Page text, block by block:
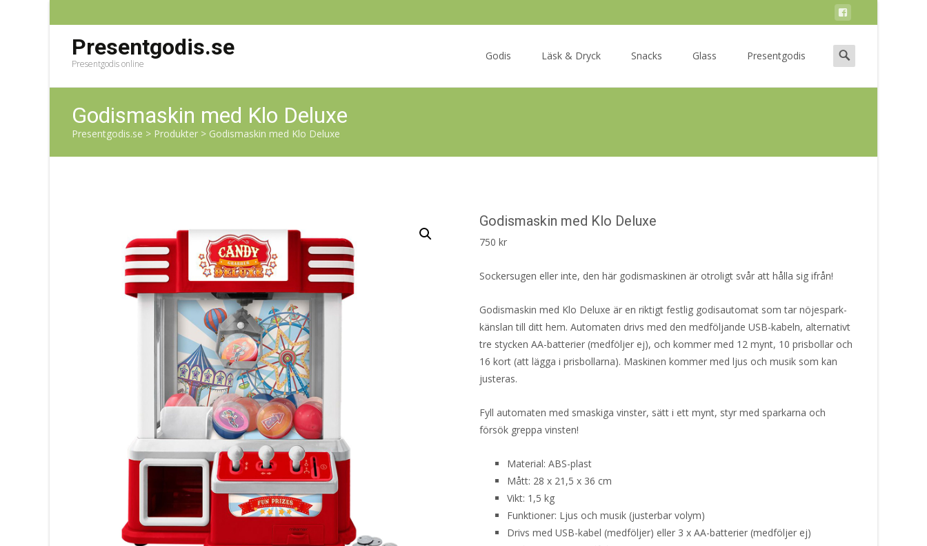
Presentgodis.se
Presentgodis online
Godis Läsk & Dryck Snacks Glass Presentgodis
Search
for:
Godismaskin med Klo Deluxe
Presentgodis.se > Produkter > Godismaskin med Klo Deluxe
Godismaskin med Klo Deluxe
750 kr
Sockersugen eller inte, den här godismaskinen är otroligt svår att hålla sig ifrån!
Godismaskin med Klo Deluxe är en riktigt festlig godisautomat som tar nöjespark-
känslan till ditt hem. Automaten drivs med den medföljande USB-kabeln, alternativt
tre stycken AA-batterier (medföljer ej), och kommer med 12 mynt, 10 prisbollar och
16 kort (att lägga i prisbollarna). Maskinen kommer med ljus och musik som kan
justeras.
Fyll automaten med smaskiga vinster, sätt i ett mynt, styr med sparkarna och
försök greppa vinsten!
Material: ABS-plast
Mått: 28 x 21,5 x 36 cm
Vikt: 1,5 kg
Funktioner: Ljus och musik (justerbar volym)
Drivs med USB-kabel (medföljer) eller 3 x AA-batterier (medföljer ej)